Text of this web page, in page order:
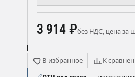
3 914 ₽без НДС, цена за
В избранное К